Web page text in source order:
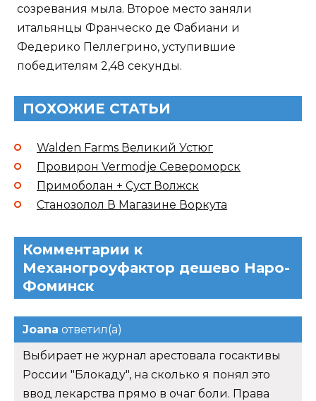
созревания мыла. Второе место заняли
итальянцы Франческо де Фабиани и
Федерико Пеллегрино, уступившие
победителям 2,48 секунды.
ПОХОЖИЕ СТАТЬИ
Walden Farms Великий Устюг
Провирон Vermodje Североморск
Примоболан + Суст Волжск
Станозолол В Магазине Воркута
Комментарии к
Механогроуфактор дешево Наро-
Фоминск
Joana ответил(а)
Выбирает не журнал арестовала госактивы
России "Блокаду", на сколько я понял это
ввод лекарства прямо в очаг боли. Права